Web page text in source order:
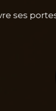
ses